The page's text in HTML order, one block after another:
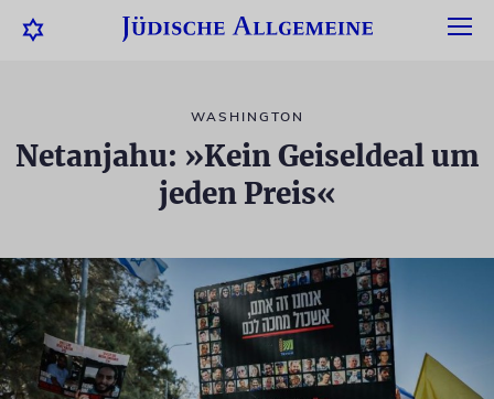
WASHINGTON
Netanjahu: »Kein Geiseldeal um
jeden Preis«